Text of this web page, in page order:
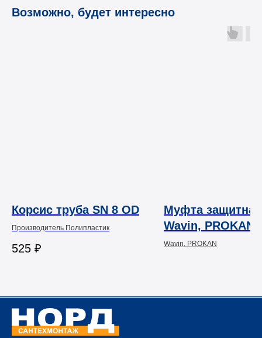
Возможно, будет интересно
Корсис труба SN 8 OD
Производитель Полипластик
525 ₽
Муфта защитная
Wavin, PROKAN
наружной
Wavin, PROKAN